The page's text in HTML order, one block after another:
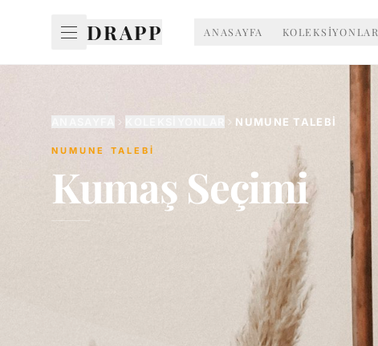
DRAPP ANASAYFA KOLEKSİYONLAR
NUMUNE TALEBI
NUMUNE TALEBİ
Kumaş Seçimi